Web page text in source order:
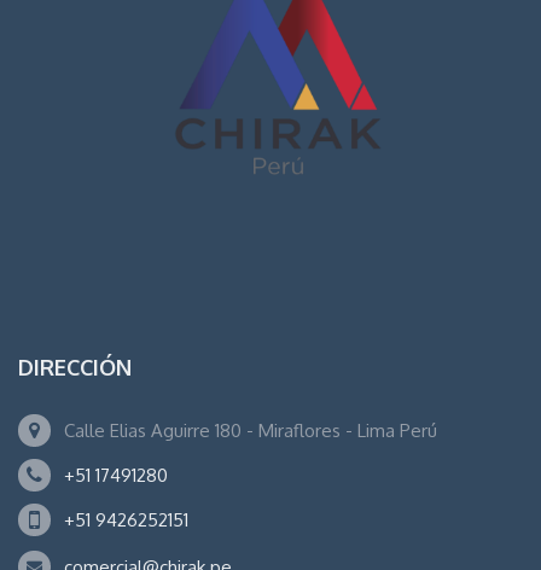
DIRECCIÓN
Calle Elias Aguirre 180 - Miraflores - Lima Perú
+51 17491280
+51 9426252151